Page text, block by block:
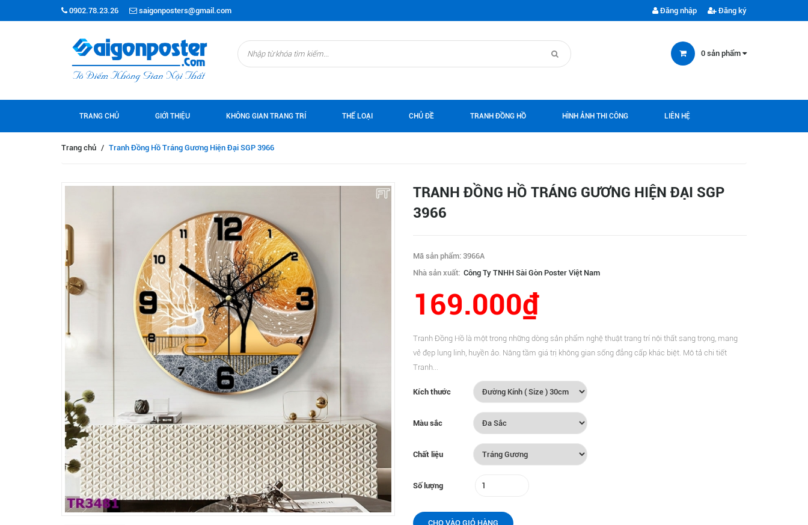
0902.78.23.26 saigonposters@gmail.com Đăng nhập Đăng ký
0 sản phẩm
TRANG CHỦ GIỚI THIỆU KHÔNG GIAN TRANG TRÍ THỂ LOẠI CHỦ ĐỀ TRANH ĐỒNG HỒ HÌNH ẢNH THI CÔNG LIÊN HỆ
Trang chủ / Tranh Đồng Hồ Tráng Gương Hiện Đại SGP 3966
TRANH ĐỒNG HỒ TRÁNG GƯƠNG HIỆN ĐẠI SGP
3966
Mã sản phẩm: 3966A
Nhà sản xuất: Công Ty TNHH Sài Gòn Poster Việt Nam
169.000₫
Tranh Đồng Hồ là một trong những dòng sản phẩm nghệ thuật trang trí nội thất sang trọng, mang
vẻ đẹp lung linh, huyền ảo. Nâng tầm giá trị không gian sống đẳng cấp khác biệt. Mô tả chi tiết
Tranh...
Kích thước
Màu sắc
Chất liệu
Số lượng
CHO VÀO GIỎ HÀNG